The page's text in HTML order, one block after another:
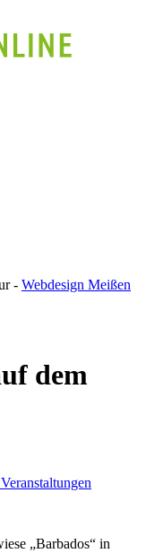
- Webdesign Meißen
dem
„Barbados“ in